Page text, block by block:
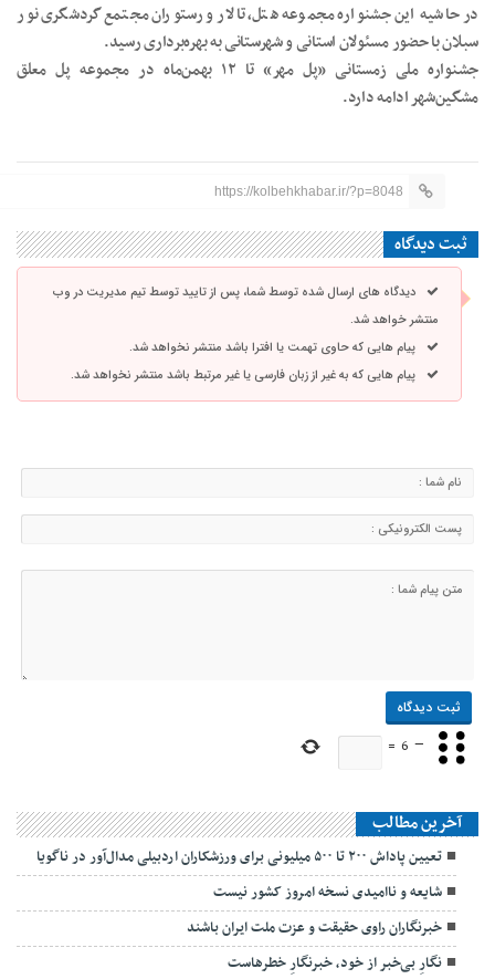
در حاشیه این جشنواره مجموعه هتل، تالار و رستوران مجتمع گردشگری نور
سبلان با حضور مسئولان استانی و شهرستانی به بهره‌برداری رسید.
جشنواره ملی زمستانی «پل مهر» تا ۱۲ بهمن‌ماه در مجموعه پل معلق
مشگین‌شهر ادامه دارد.
https://kolbehkhabar.ir/?p=8048
ثبت دیدگاه
دیدگاه های ارسال شده توسط شما، پس از تایید توسط تیم مدیریت در وب
منتشر خواهد شد.
پیام هایی که حاوی تهمت یا افترا باشد منتشر نخواهد شد.
پیام هایی که به غیر از زبان فارسی یا غیر مرتبط باشد منتشر نخواهد شد.
−
6
=
آخرین مطالب
تعیین پاداش ۲۰۰ تا ۵۰۰ میلیونی برای ورزشکاران اردبیلی مدال‌آور در ناگویا
شایعه و ناامیدی نسخه امروز کشور نیست
خبرنگاران راوی حقیقت و عزت ملت ایران باشند
نگارِ بی‌خبر از خود، خبرنگارِ خطرهاست